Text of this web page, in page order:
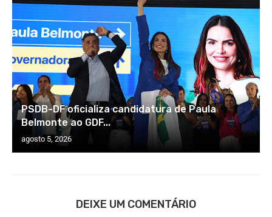
PSDB-DF oficializa candidatura de Paula
Belmonte ao GDF...
agosto 5, 2026
DEIXE UM COMENTÁRIO